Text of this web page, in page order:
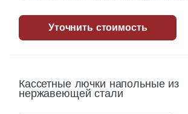
Уточнить стоимость
Кассетные лючки напольные из
нержавеющей стали